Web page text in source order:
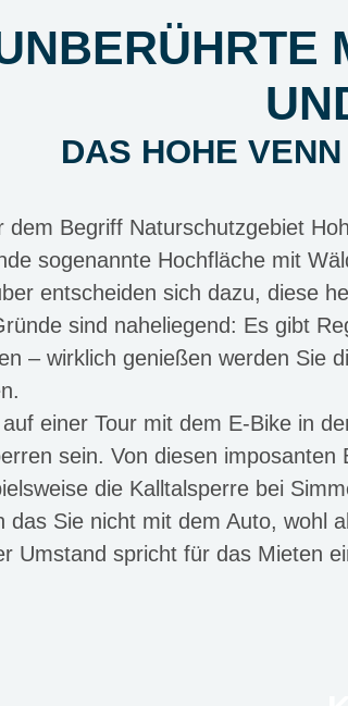
DAS HOHE
dem Begriff Naturschutzgebiet
sogenannte Hochfläche mit
entscheiden sich dazu, diese
sind naheliegend: Es gibt
– wirklich genießen werden Sie
einer Tour mit dem E-Bike in
sein. Von diesen
die Kalltalsperre bei
das Sie nicht mit dem Auto, wohl
Umstand spricht für das Mieten